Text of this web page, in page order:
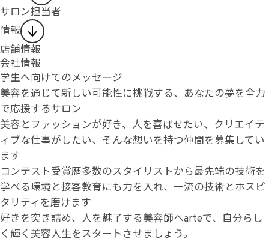
サロン担当者
情報
店舗情報
会社情報
学生へ向けてのメッセージ
美容を通じて新しい可能性に挑戦する、あなたの夢を全力
で応援するサロン
美容とファッションが好き、人を喜ばせたい、クリエイテ
ィブな仕事がしたい、そんな想いを持つ仲間を募集してい
ます
コンテスト受賞歴多数のスタイリストから最先端の技術を
学べる環境と接客教育にも力を入れ、一流の技術とホスピ
タリティを磨けます
好きを突き詰め、人を魅了する美容師へarteで、自分らし
く輝く美容人生をスタートさせましょう。